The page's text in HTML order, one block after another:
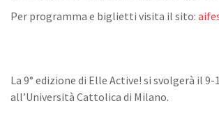
Per programma e biglietti visita il sito:
La 9° edizione di Elle Active! si svolgerà il
all’Università Cattolica di Milano.